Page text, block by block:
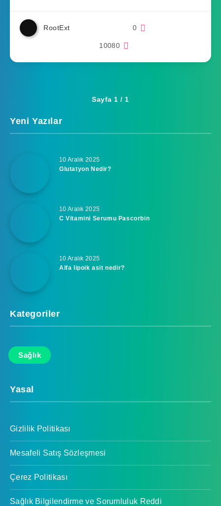
RootExt 0
10080
Sayfa 1 / 1
Yeni Yazılar
10 Aralık 2025
Glutatyon Nedir?
10 Aralık 2025
C Vitamini Serumu Pascorbin
10 Aralık 2025
Alfa lipoik asit nedir?
Kategoriler
Sağlık
Yasal
Gizlilik Politikası
Mesafeli Satış Sözleşmesi
Çerez Politikası
Sağlık Bilgilendirme ve Sorumluluk Reddi